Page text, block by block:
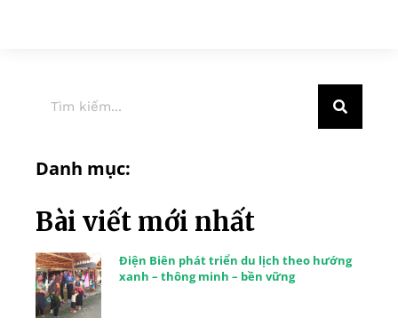
Danh mục:
Bài viết mới nhất
Điện Biên phát triển du lịch theo hướng
xanh – thông minh – bền vững